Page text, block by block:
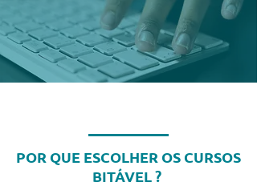
POR QUE ESCOLHER OS CURSOS
BITÁVEL ?